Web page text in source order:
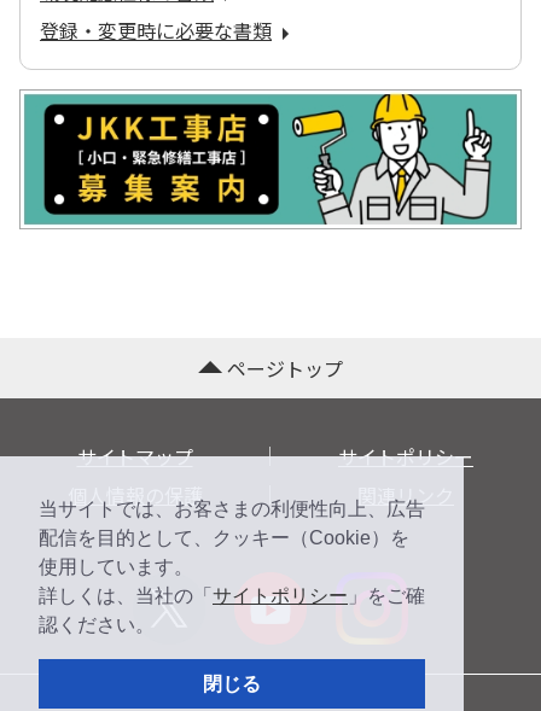
当サイトでは、お客さまの利便性向上、広告
配信を目的として、クッキー（Cookie）を
使用しています。
詳しくは、当社の「 サイトポリシー 」をご確
認ください。
閉じる
登録・変更時に必要な書類
ページトップ
サイトマップ
サイトポリシー
個人情報の保護
関連リンク